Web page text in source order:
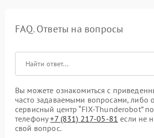
FAQ. Ответы на вопросы
Вы можете ознакомиться с
часто задаваемыми вопросами, либо
сервисный центр “FIX-Thunderobot”
телефону+7 (831) 217-05-81 если не
свой вопрос.